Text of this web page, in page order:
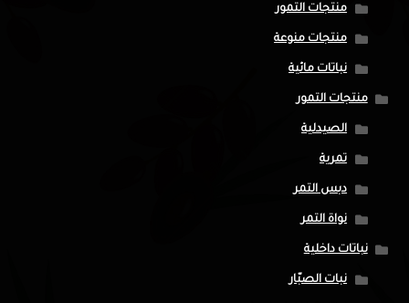
منتجات التمور
منتجات منوعة
نباتات مائية
منتجات التمور
الصيدلية
تمرية
دبس التمر
نواة التمر
نباتات داخلية
نبات الصبّار